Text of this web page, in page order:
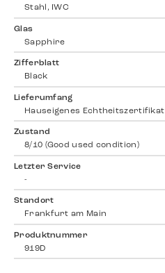
Stahl, IWC
Glas
Sapphire
Zifferblatt
Black
Lieferumfang
Hauseigenes Echtheitszertifikat
Zustand
8/10 (Good used condition)
Letzter Service
-
Standort
Frankfurt am Main
Produktnummer
919D